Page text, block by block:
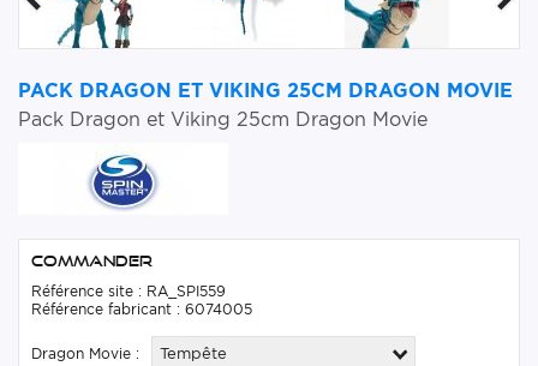
PACK DRAGON ET VIKING 25CM DRAGON MOVIE
Pack Dragon et Viking 25cm Dragon Movie
Commander
Référence site : RA_SPI559
Référence fabricant : 6074005
Dragon Movie : Tempête